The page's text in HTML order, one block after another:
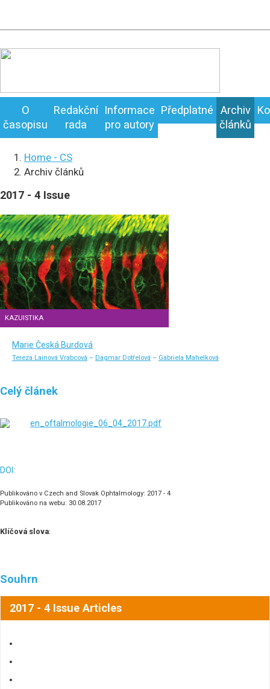
O
časopisu
Redakční
rada
Informace
pro autory
Předplatné
Archiv
článků
Home - CS
Archiv článků
2017 - 4 Issue
KAZUISTIKA
Marie Česká Burdová
Tereza Lainová Vrabcová – Dagmar Dotřelová – Gabriela Mahelková
Celý článek
en_oftalmologie_06_04_2017.pdf
DOI:
Publikováno v Czech and Slovak Ophtalmology: 2017 - 4
Publikováno na webu: 30.08.2017
Klíčová slova:
Souhrn
2017 - 4 Issue Articles